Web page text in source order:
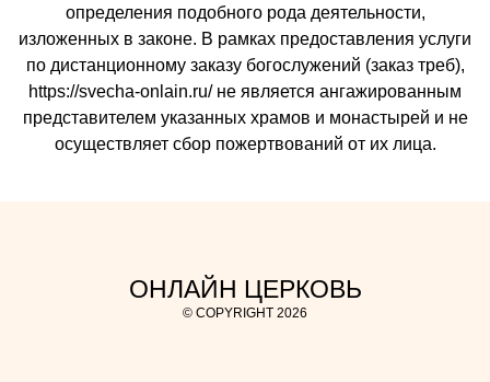
определения подобного рода деятельности,
изложенных в законе. В рамках предоставления услуги
по дистанционному заказу богослужений (заказ треб),
https://svecha-onlain.ru/ не является ангажированным
представителем указанных храмов и монастырей и не
осуществляет сбор пожертвований от их лица.
ОНЛАЙН ЦЕРКОВЬ
© COPYRIGHT 2026